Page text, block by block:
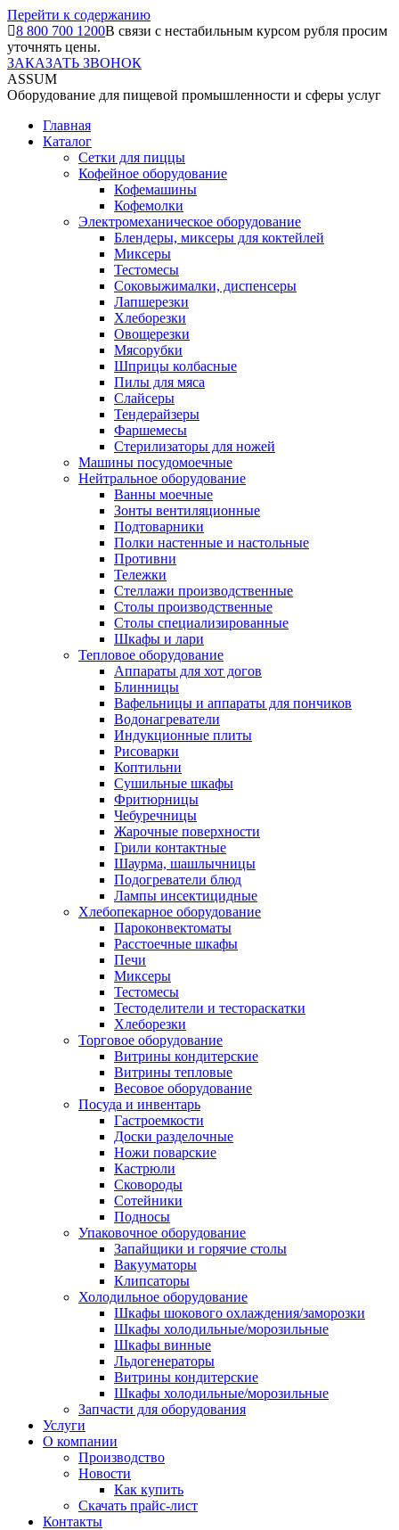
Перейти к содержанию
8 800 700 1200В связи с нестабильным курсом рубля просим
уточнять цены.
ЗАКАЗАТЬ ЗВОНОК
ASSUM
Оборудование для пищевой промышленности и сферы услуг
Главная
Каталог
Сетки для пиццы
Кофейное оборудование
Кофемашины
Кофемолки
Электромеханическое оборудование
Блендеры, миксеры для коктейлей
Миксеры
Тестомесы
Соковыжималки, диспенсеры
Лапшерезки
Хлеборезки
Овощерезки
Мясорубки
Шприцы колбасные
Пилы для мяса
Слайсеры
Тендерайзеры
Фаршемесы
Стерилизаторы для ножей
Машины посудомоечные
Нейтральное оборудование
Ванны моечные
Зонты вентиляционные
Подтоварники
Полки настенные и настольные
Противни
Тележки
Стеллажи производственные
Столы производственные
Столы специализированные
Шкафы и лари
Тепловое оборудование
Аппараты для хот догов
Блинницы
Вафельницы и аппараты для пончиков
Водонагреватели
Индукционные плиты
Рисоварки
Коптильни
Сушильные шкафы
Фритюрницы
Чебуречницы
Жарочные поверхности
Грили контактные
Шаурма, шашлычницы
Подогреватели блюд
Лампы инсектицидные
Хлебопекарное оборудование
Пароконвектоматы
Расстоечные шкафы
Печи
Миксеры
Тестомесы
Тестоделители и тестораскатки
Хлеборезки
Торговое оборудование
Витрины кондитерские
Витрины тепловые
Весовое оборудование
Посуда и инвентарь
Гастроемкости
Доски разделочные
Ножи поварские
Кастрюли
Сковороды
Сотейники
Подносы
Упаковочное оборудование
Запайщики и горячие столы
Вакууматоры
Клипсаторы
Холодильное оборудование
Шкафы шокового охлаждения/заморозки
Шкафы холодильные/морозильные
Шкафы винные
Льдогенераторы
Витрины кондитерские
Шкафы холодильные/морозильные
Запчасти для оборудования
Услуги
О компании
Производство
Новости
Как купить
Скачать прайс-лист
Контакты